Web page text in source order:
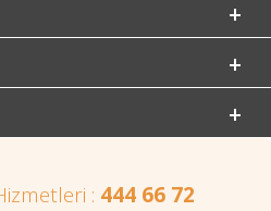
: 444 66 72